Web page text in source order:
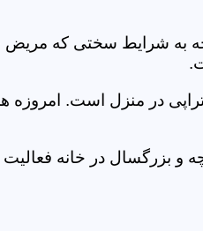
به شرایط سختی که
در منزل است. امروزه
بزرگسال در خانه